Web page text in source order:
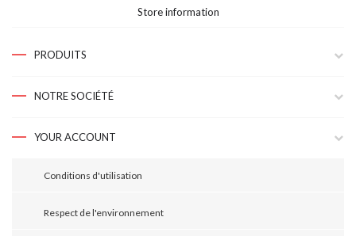
Store information
PRODUITS
NOTRE SOCIÉTÉ
YOUR ACCOUNT
Conditions d'utilisation
Respect de l'environnement